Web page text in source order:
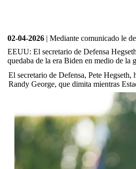
02-04-2026 | Mediante comunicado le
EEUU: El secretario de Defensa
quedaba de la era Biden en medio de la
El secretario de Defensa, Pete
Randy George, que dimita mientras